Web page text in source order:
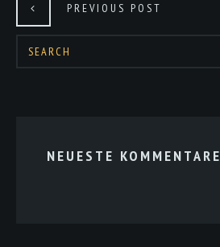
PREVIOUS POST
NEUESTE KOMMENTARE